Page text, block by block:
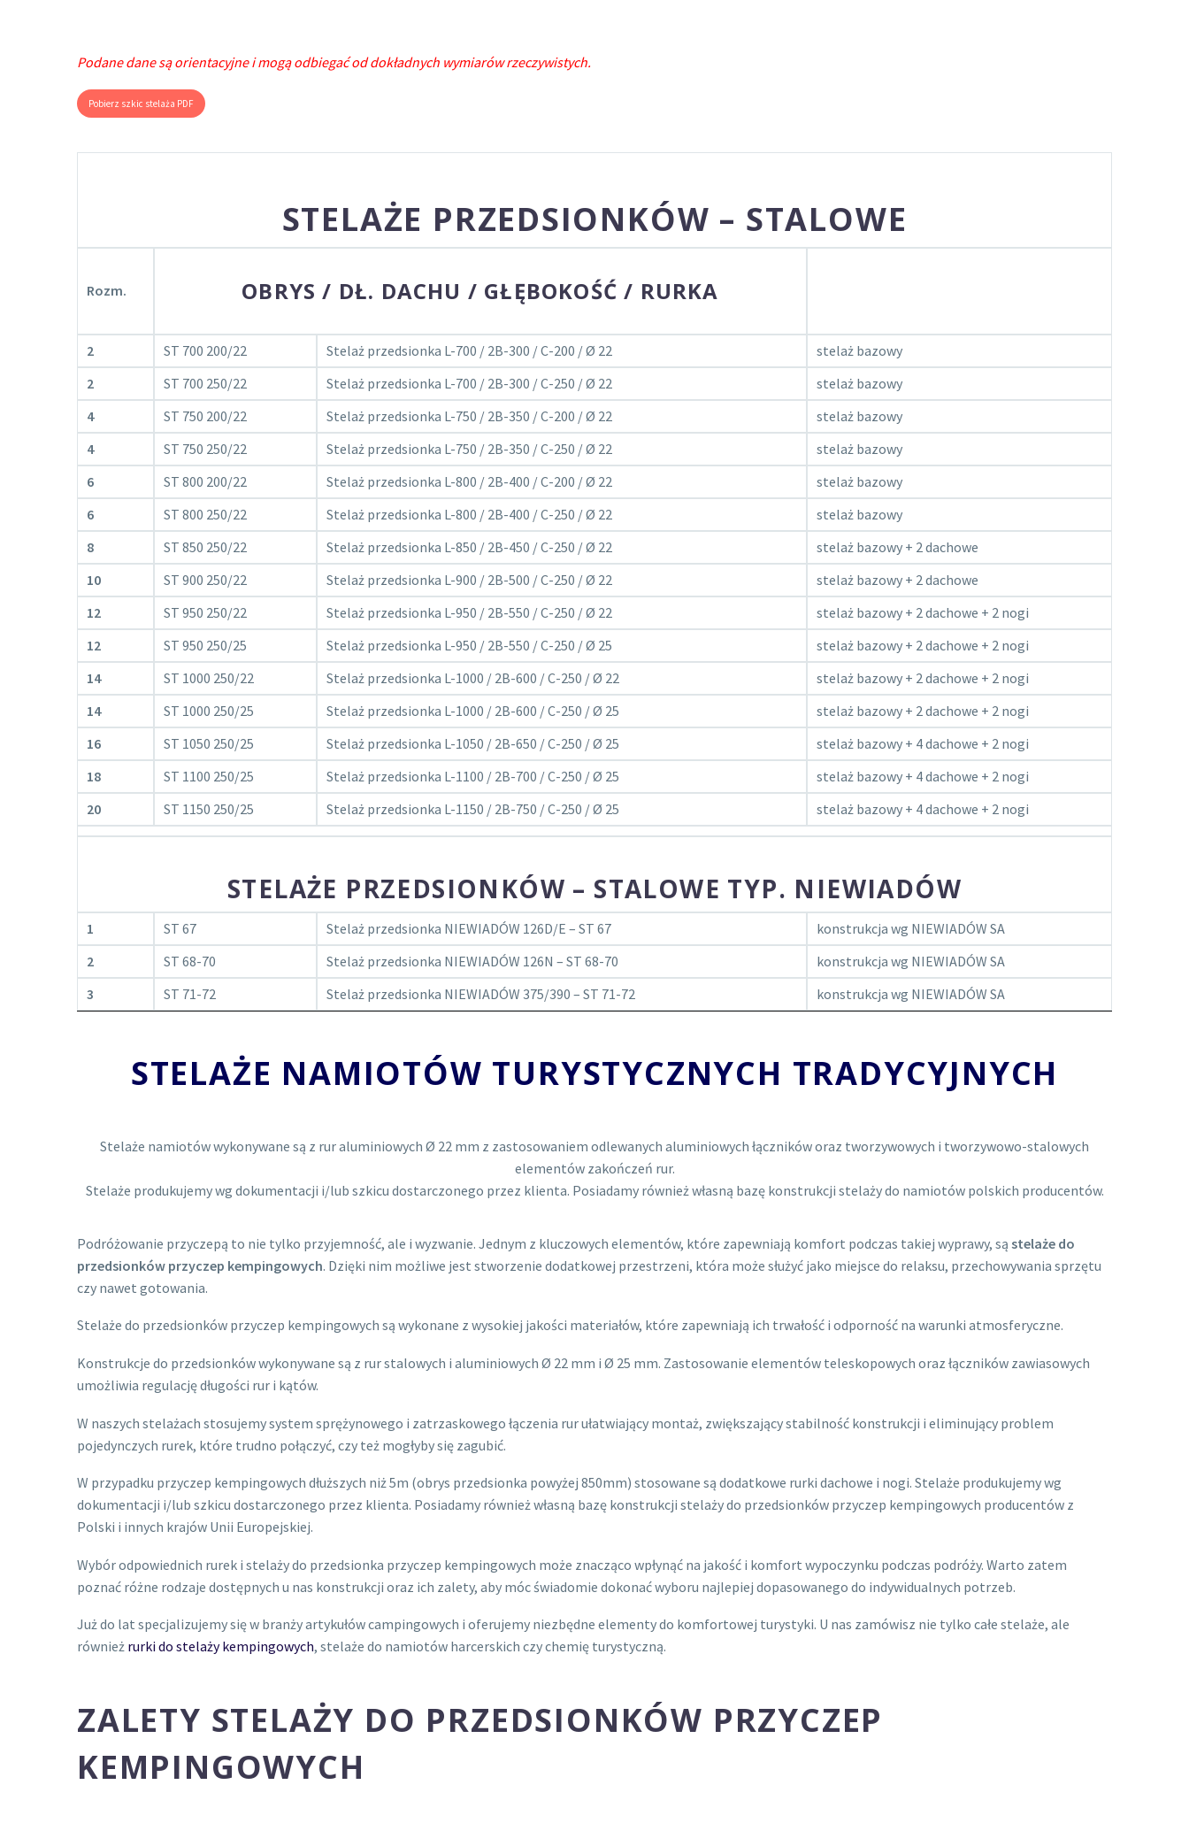
Podane dane są orientacyjne i mogą odbiegać od dokładnych wymiarów rzeczywistych.
Pobierz szkic stelaża PDF
STELAŻE PRZEDSIONKÓW – STALOWE
Rozm. OBRYS / DŁ. DACHU / GŁĘBOKOŚĆ / RURKA
2 ST 700 200/22 Stelaż przedsionka L-700 / 2B-300 / C-200 / Ø 22
stelaż bazowy
2
ST 700 250/22 Stelaż przedsionka L-700 / 2B-300 / C-250 / Ø 22
stelaż bazowy
4
ST 750 200/22 Stelaż przedsionka L-750 / 2B-350 / C-200 / Ø 22
stelaż bazowy
4
ST 750 250/22 Stelaż przedsionka L-750 / 2B-350 / C-250 / Ø 22
stelaż bazowy
6
ST 800 200/22 Stelaż przedsionka L-800 / 2B-400 / C-200 / Ø 22
stelaż bazowy
6
ST 800 250/22 Stelaż przedsionka L-800 / 2B-400 / C-250 / Ø 22
stelaż bazowy
8
ST 850 250/22 Stelaż przedsionka L-850 / 2B-450 / C-250 / Ø 22
stelaż bazowy + 2 dachowe
10
ST 900 250/22 Stelaż przedsionka L-900 / 2B-500 / C-250 / Ø 22
stelaż bazowy + 2 dachowe
12
ST 950 250/22 Stelaż przedsionka L-950 / 2B-550 / C-250 / Ø 22
stelaż bazowy + 2 dachowe + 2 nogi
12
ST 950 250/25 Stelaż przedsionka L-950 / 2B-550 / C-250 / Ø 25
stelaż bazowy + 2 dachowe + 2 nogi
14
ST 1000 250/22 Stelaż przedsionka L-1000 / 2B-600 / C-250 / Ø 22
stelaż bazowy + 2 dachowe + 2 nogi
14
ST 1000 250/25 Stelaż przedsionka L-1000 / 2B-600 / C-250 / Ø 25
stelaż bazowy + 2 dachowe + 2 nogi
16
ST 1050 250/25 Stelaż przedsionka L-1050 / 2B-650 / C-250 / Ø 25
stelaż bazowy + 4 dachowe + 2 nogi
18
ST 1100 250/25 Stelaż przedsionka L-1100 / 2B-700 / C-250 / Ø 25
stelaż bazowy + 4 dachowe + 2 nogi
20
ST 1150 250/25 Stelaż przedsionka L-1150 / 2B-750 / C-250 / Ø 25 stelaż bazowy + 4 dachowe + 2 nogi
STELAŻE PRZEDSIONKÓW – STALOWE TYP. NIEWIADÓW
1 ST 67 Stelaż przedsionka NIEWIADÓW 126D/E – ST 67
konstrukcja wg NIEWIADÓW SA
2
ST 68-70 Stelaż przedsionka NIEWIADÓW 126N – ST 68-70
konstrukcja wg NIEWIADÓW SA
3
ST 71-72 Stelaż przedsionka NIEWIADÓW 375/390 – ST 71-72 konstrukcja wg NIEWIADÓW SA
STELAŻE NAMIOTÓW TURYSTYCZNYCH TRADYCYJNYCH
Stelaże namiotów wykonywane są z rur aluminiowych Ø 22 mm z zastosowaniem odlewanych aluminiowych łączników oraz tworzywowych i tworzywowo-stalowych
elementów zakończeń rur.
Stelaże produkujemy wg dokumentacji i/lub szkicu dostarczonego przez klienta. Posiadamy również własną bazę konstrukcji stelaży do namiotów polskich producentów.
Podróżowanie przyczepą to nie tylko przyjemność, ale i wyzwanie. Jednym z kluczowych elementów, które zapewniają komfort podczas takiej wyprawy, są stelaże do
przedsionków przyczep kempingowych. Dzięki nim możliwe jest stworzenie dodatkowej przestrzeni, która może służyć jako miejsce do relaksu, przechowywania sprzętu
czy nawet gotowania.
Stelaże do przedsionków przyczep kempingowych są wykonane z wysokiej jakości materiałów, które zapewniają ich trwałość i odporność na warunki atmosferyczne.
Konstrukcje do przedsionków wykonywane są z rur stalowych i aluminiowych Ø 22 mm i Ø 25 mm. Zastosowanie elementów teleskopowych oraz łączników zawiasowych
umożliwia regulację długości rur i kątów.
W naszych stelażach stosujemy system sprężynowego i zatrzaskowego łączenia rur ułatwiający montaż, zwiększający stabilność konstrukcji i eliminujący problem
pojedynczych rurek, które trudno połączyć, czy też mogłyby się zagubić.
W przypadku przyczep kempingowych dłuższych niż 5m (obrys przedsionka powyżej 850mm) stosowane są dodatkowe rurki dachowe i nogi. Stelaże produkujemy wg
dokumentacji i/lub szkicu dostarczonego przez klienta. Posiadamy również własną bazę konstrukcji stelaży do przedsionków przyczep kempingowych producentów z
Polski i innych krajów Unii Europejskiej.
Wybór odpowiednich rurek i stelaży do przedsionka przyczep kempingowych może znacząco wpłynąć na jakość i komfort wypoczynku podczas podróży. Warto zatem
poznać różne rodzaje dostępnych u nas konstrukcji oraz ich zalety, aby móc świadomie dokonać wyboru najlepiej dopasowanego do indywidualnych potrzeb.
Już do lat specjalizujemy się w branży artykułów campingowych i oferujemy niezbędne elementy do komfortowej turystyki. U nas zamówisz nie tylko całe stelaże, ale
również rurki do stelaży kempingowych, stelaże do namiotów harcerskich czy chemię turystyczną.
ZALETY STELAŻY DO PRZEDSIONKÓW PRZYCZEP
KEMPINGOWYCH